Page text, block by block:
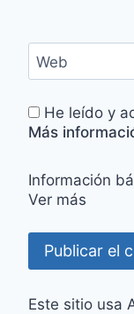
Web
He leído y
Más
Información
Ver más
Este sitio usa